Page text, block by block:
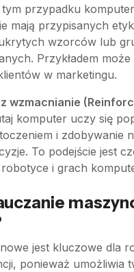
tym przypadku
mają przypisanych
wzorców lub
Przykładem może
w marketingu.
wzmacnianie
komputer uczy się
i zdobywanie
To podejście jest
i grach
jest kluczowe dla
ponieważ umożliwia